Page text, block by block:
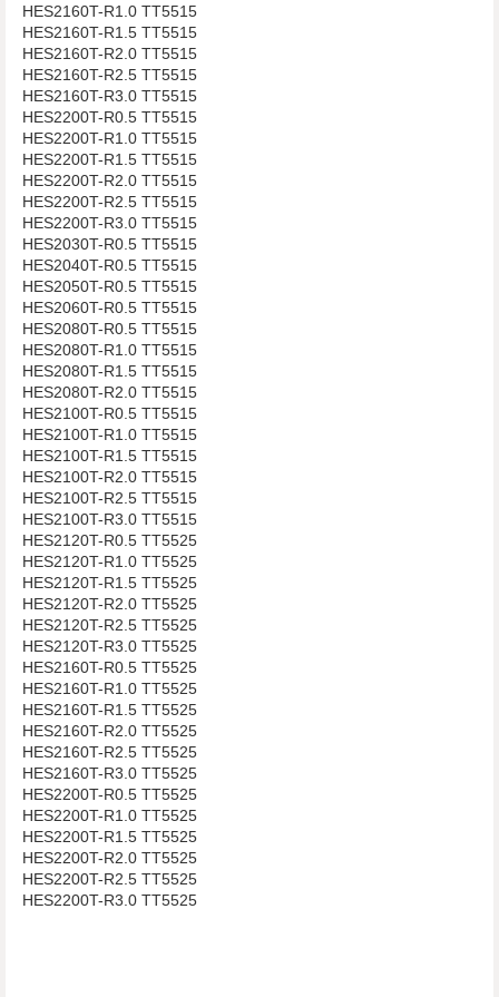
​​​​​​​HES2160T-R1.0 TT5515
​​​​​​​HES2160T-R1.5 TT5515
​​​​​​​HES2160T-R2.0 TT5515
​​​​​​​​​​​​​​HES2160T-R2.5 TT5515
​​​​​​​HES2160T-R3.0 TT5515
​​​​​​​HES2200T-R0.5 TT5515
​​​​​​​HES2200T-R1.0 TT5515
​​​​​​​HES2200T-R1.5 TT5515
​​​​​​​HES2200T-R2.0 TT5515
​​​​​​​​​​​​​​HES2200T-R2.5 TT5515
​​​​​​​HES2200T-R3.0 TT5515
HES2030T-R0.5 TT5515
HES2040T-R0.5 TT5515
HES2050T-R0.5 TT5515
​​​​​​​HES2060T-R0.5 TT5515
HES2080T-R0.5 TT5515
​​​​​​​HES2080T-R1.0 TT5515
​​​​​​​HES2080T-R1.5 TT5515
​​​​​​​HES2080T-R2.0 TT5515
HES2100T-R0.5 TT5515
​​​​​​​HES2100T-R1.0 TT5515
​​​​​​​HES2100T-R1.5 TT5515
​​​​​​​HES2100T-R2.0 TT5515
​​​​​​​HES2100T-R2.5 TT5515
​​​​​​​HES2100T-R3.0 TT5515
HES2120T-R0.5 TT5525
​​​​​​​HES2120T-R1.0 TT5525
​​​​​​​HES2120T-R1.5 TT5525
​​​​​​​HES2120T-R2.0 TT5525
​​​​​​​​​​​​​​HES2120T-R2.5 TT5525
​​​​​​​HES2120T-R3.0 TT5525
​​​​​​​HES2160T-R0.5 TT5525
​​​​​​​HES2160T-R1.0 TT5525
​​​​​​​HES2160T-R1.5 TT5525
​​​​​​​HES2160T-R2.0 TT5525
​​​​​​​​​​​​​​HES2160T-R2.5 TT5525
​​​​​​​HES2160T-R3.0 TT5525
​​​​​​​HES2200T-R0.5 TT5525
​​​​​​​HES2200T-R1.0 TT5525
​​​​​​​HES2200T-R1.5 TT5525
​​​​​​​HES2200T-R2.0 TT5525
​​​​​​​​​​​​​​HES2200T-R2.5 TT5525
​​​​​​​HES2200T-R3.0 TT5525